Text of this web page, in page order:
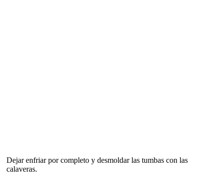
Dejar enfriar por completo y desmoldar las tumbas con las
calaveras.